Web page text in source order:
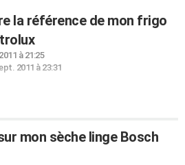
la référence de mon frigo
à 21:25
2011 à 23:31
mon sèche linge Bosch